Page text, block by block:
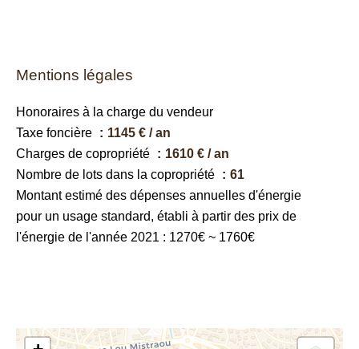
Mentions légales
Honoraires à la charge du vendeur
Taxe foncière
1145 € / an
Charges de copropriété
1610 € / an
Nombre de lots dans la copropriété
61
Montant estimé des dépenses annuelles d'énergie
pour un usage standard, établi à partir des prix de
l'énergie de l'année 2021 : 1270€ ~ 1760€